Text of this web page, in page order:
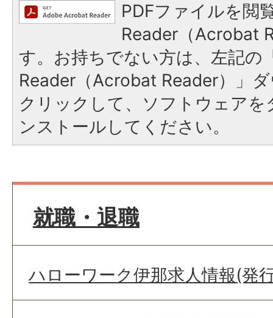
PDFファイルを閲
Reader（Acrobat
す。お持ちでない方は、左記の
Reader（Acrobat Reader）」
クリックして、ソフトウェア
ンストールしてください。
就職・退職
ハローワーク伊那求人情報(発